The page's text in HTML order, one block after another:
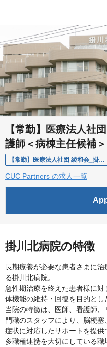
【常勤】医療法人社
護師＜病棟主任候補＞
【常勤】医療法人社団 綾和会_掛川北病院：看護師＜病棟主任候補＞
CUC Partners の求人一覧
掛川北病院の特徴
長期療養が必要な患者さまに
る掛川北病院。
急性期治療を終えた患者様に
体機能の維持・回復を目的とし
当院の特徴は、医師、看護師
門職のスタッフにより、脳梗
症状に対応したサポートを提供
多職種連携を大切にしている